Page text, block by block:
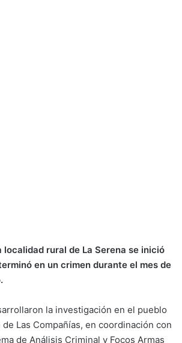
localidad rural de La Serena se inició
en un crimen durante el mes de
la investigación en el pueblo
Las Compañías, en coordinación con
de Análisis Criminal y Focos Armas